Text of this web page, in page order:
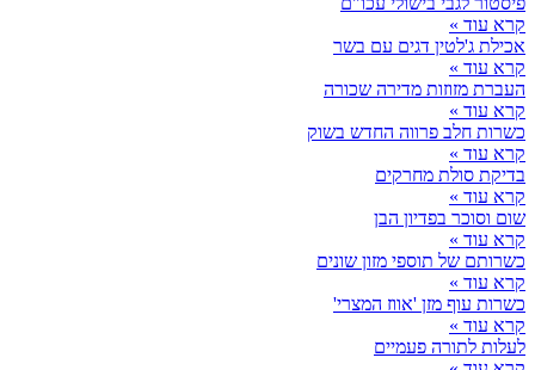
קרא עוד »
אכילת ג'לטין דגים עם בשר
קרא עוד »
העברת מזוזות מדירה שכורה
קרא עוד »
כשרות חלב פרווה החדש בשוק
קרא עוד »
בדיקת סולת מחרקים
קרא עוד »
שום וסוכר בפדיון הבן
קרא עוד »
כשרותם של תוספי מזון שונים
קרא עוד »
כשרות עוף מזן 'אווז המצרי'
קרא עוד »
לעלות לתורה פעמיים